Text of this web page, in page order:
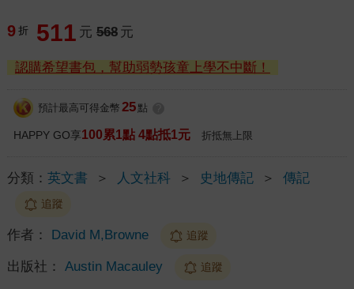
9 折 511 元 568 元
認購希望書包，幫助弱勢孩童上學不中斷！
預計最高可得金幣 25 點
HAPPY GO享100累1點 4點抵1元 折抵無上限
分類： 英文書 ＞ 人文社科 ＞ 史地傳記 ＞ 傳記
追蹤
作者： David M,Browne 追蹤
出版社： Austin Macauley 追蹤